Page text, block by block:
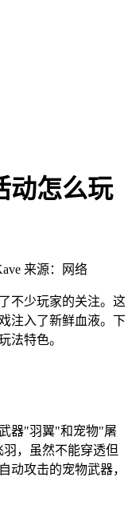
动怎么玩
来源：网络
不少玩家的关注。这
注入了新鲜血液。下
法特色。
器"羽翼"和宠物"屠
，虽然不能穿透但
动攻击的宠物武器，